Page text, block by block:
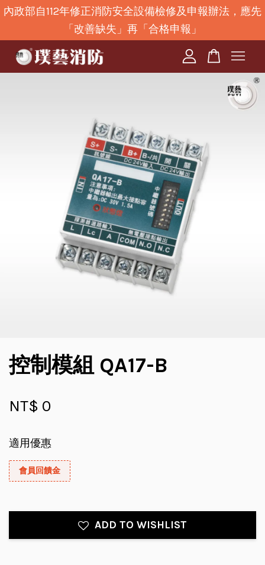
內政部自112年修正消防安全設備檢修及申報辦法，應先
「改善缺失」再「合格申報」
控制模組 QA17-B
NT$ 0
適用優惠
會員回饋金
ADD TO WISHLIST
您的購物車目前還是空的。